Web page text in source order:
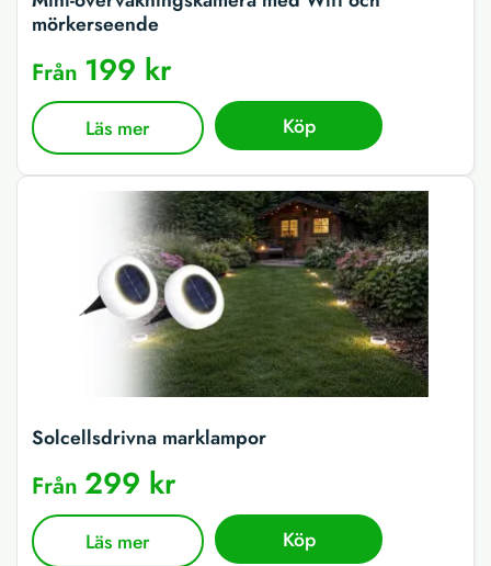
mörkerseende
Från 199 kr
Läs mer Köp
Solcellsdrivna marklampor
Från 299 kr
Läs mer Köp